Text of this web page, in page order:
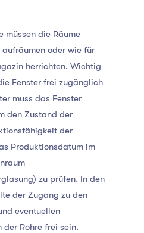
müssen die Räume
oder wie für
herrichten. Wichtig
Fenster frei zugänglich
muss das Fenster
den Zustand der
der
Produktionsdatum im
zu prüfen. In den
der Zugang zu den
eventuellen
der Rohre frei sein.